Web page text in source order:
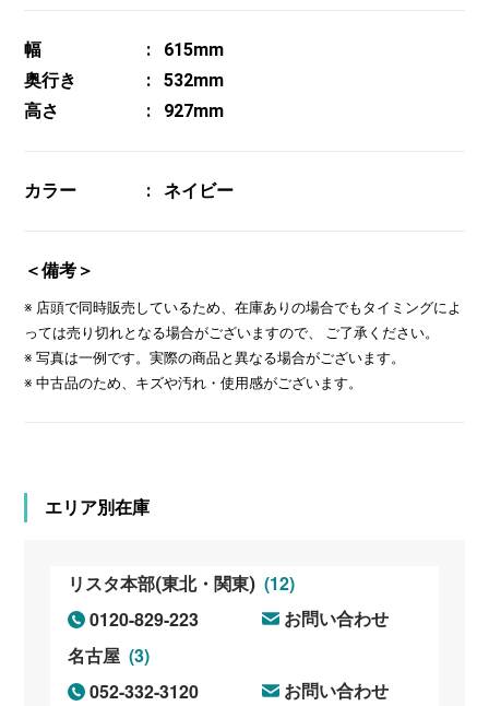
幅
615mm
奥行き
532mm
高さ
927mm
カラー ネイビー
＜備考＞
※ 店頭で同時販売しているため、在庫ありの場合でもタイミングによ
っては売り切れとなる場合がございますので、 ご了承ください。
※ 写真は一例です。実際の商品と異なる場合がございます。
※ 中古品のため、キズや汚れ・使用感がございます。
エリア別在庫
リスタ本部(東北・関東) (12)
0120-829-223
お問い合わせ
名古屋 (3)
052-332-3120
お問い合わせ